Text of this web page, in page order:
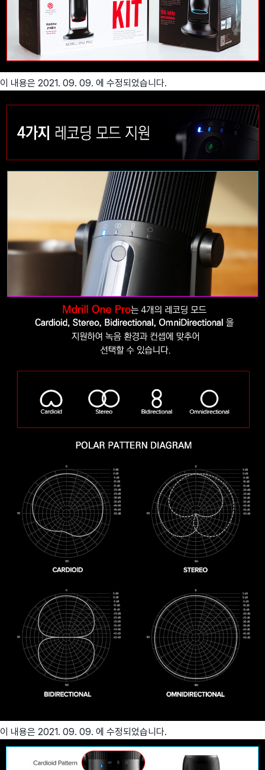
이 내용은 2021. 09. 09. 에 수정되었습니다.
이 내용은 2021. 09. 09. 에 수정되었습니다.